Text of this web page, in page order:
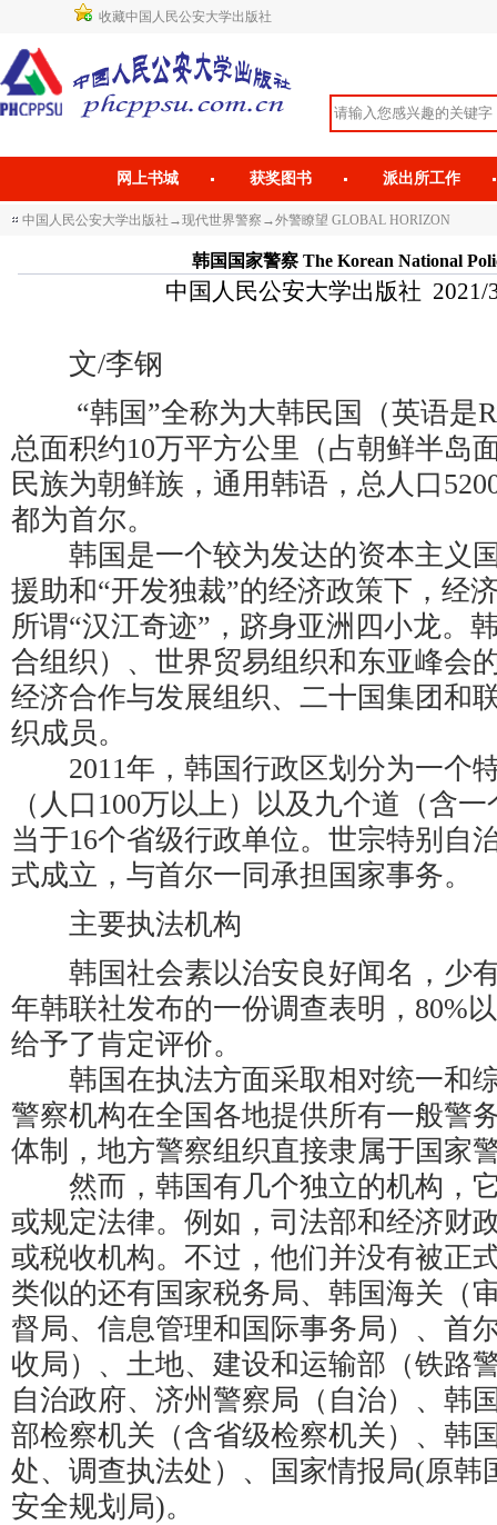
收藏中国人民公安大学出版社
网上书城 获奖图书 派出所工作
中国人民公安大学出版社 →现代世界警察 →外警瞭望 GLOBAL HORIZON
韩国国家警察 The Korean National
中国人民公安大学出版社 2021/
文/李钢
“韩国”全称为大韩民国（英语是
总面积约10万平方公里（占朝鲜半岛
民族为朝鲜族，通用韩语，总人口
都为首尔。
韩国是一个较为发达的资本主义
援助和“开发独裁”的经济政策下，经
所谓“汉江奇迹”，跻身亚洲四小龙。
合组织）、世界贸易组织和东亚峰会
经济合作与发展组织、二十国集团和
织成员。
2011年，韩国行政区划分为一个
（人口100万以上）以及九个道（含
当于16个省级行政单位。世宗特别自
式成立，与首尔一同承担国家事务。
主要执法机构
韩国社会素以治安良好闻名，少有
年韩联社发布的一份调查表明，80%
给予了肯定评价。
韩国在执法方面采取相对统一和
警察机构在全国各地提供所有一般警
体制，地方警察组织直接隶属于国家
然而，韩国有几个独立的机构，
或规定法律。例如，司法部和经济财
或税收机构。不过，他们并没有被正
类似的还有国家税务局、韩国海关（
督局、信息管理和国际事务局）、首
收局）、土地、建设和运输部（铁路
自治政府、济州警察局（自治）、韩
部检察机关（含省级检察机关）、韩
处、调查执法处）、国家情报局(原韩
安全规划局)。